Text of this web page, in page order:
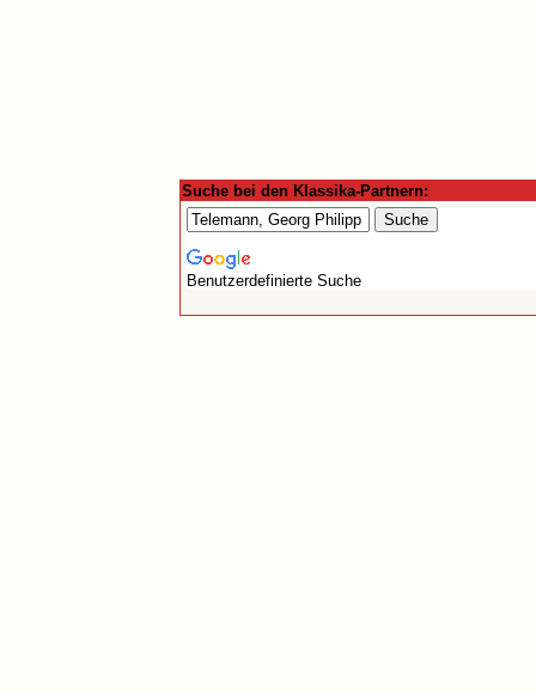
Suche bei den Klassika-Partnern:
Benutzerdefinierte Suche